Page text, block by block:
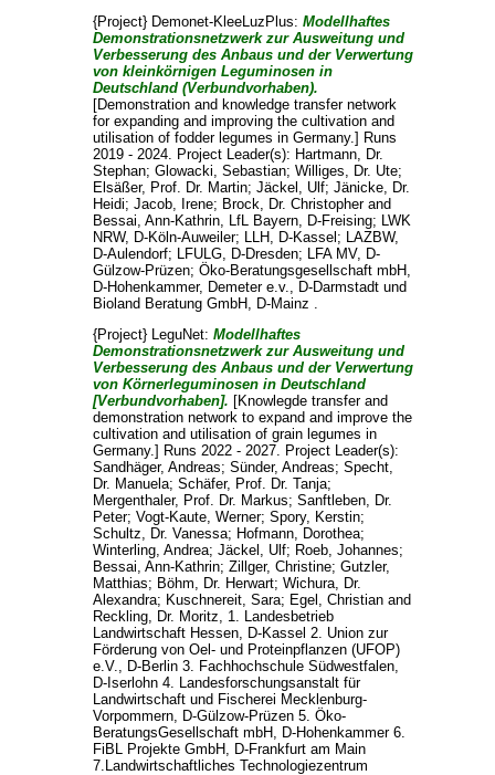
{Project} Demonet-KleeLuzPlus: Modellhaftes
Demonstrationsnetzwerk zur Ausweitung und
Verbesserung des Anbaus und der Verwertung
von kleinkörnigen Leguminosen in
Deutschland (Verbundvorhaben).
[Demonstration and knowledge transfer network
for expanding and improving the cultivation and
utilisation of fodder legumes in Germany.] Runs
2019 - 2024. Project Leader(s): Hartmann, Dr.
Stephan; Glowacki, Sebastian; Williges, Dr. Ute;
Elsäßer, Prof. Dr. Martin; Jäckel, Ulf; Jänicke, Dr.
Heidi; Jacob, Irene; Brock, Dr. Christopherand
Bessai, Ann-Kathrin, LfL Bayern, D-Freising; LWK
NRW, D-Köln-Auweiler; LLH, D-Kassel; LAZBW,
D-Aulendorf; LFULG, D-Dresden; LFA MV, D-
Gülzow-Prüzen; Öko-Beratungsgesellschaft mbH,
D-Hohenkammer, Demeter e.v., D-Darmstadt und
Bioland Beratung GmbH, D-Mainz .
{Project} LeguNet: Modellhaftes
Demonstrationsnetzwerk zur Ausweitung und
Verbesserung des Anbaus und der Verwertung
von Körnerleguminosen in Deutschland
[Verbundvorhaben]. [Knowlegde transfer and
demonstration network to expand and improve the
cultivation and utilisation of grain legumes in
Germany.] Runs 2022 - 2027. Project Leader(s):
Sandhäger, Andreas; Sünder, Andreas; Specht,
Dr. Manuela; Schäfer, Prof. Dr. Tanja;
Mergenthaler, Prof. Dr. Markus; Sanftleben, Dr.
Peter; Vogt-Kaute, Werner; Spory, Kerstin;
Schultz, Dr. Vanessa; Hofmann, Dorothea;
Winterling, Andrea; Jäckel, Ulf; Roeb, Johannes;
Bessai, Ann-Kathrin; Zillger, Christine; Gutzler,
Matthias; Böhm, Dr. Herwart; Wichura, Dr.
Alexandra; Kuschnereit, Sara; Egel, Christianand
Reckling, Dr. Moritz, 1. Landesbetrieb
Landwirtschaft Hessen, D-Kassel 2. Union zur
Förderung von Oel- und Proteinpflanzen (UFOP)
e.V., D-Berlin 3. Fachhochschule Südwestfalen,
D-Iserlohn 4. Landesforschungsanstalt für
Landwirtschaft und Fischerei Mecklenburg-
Vorpommern, D-Gülzow-Prüzen 5. Öko-
BeratungsGesellschaft mbH, D-Hohenkammer 6.
FiBL Projekte GmbH, D-Frankfurt am Main
7.Landwirtschaftliches Technologiezentrum